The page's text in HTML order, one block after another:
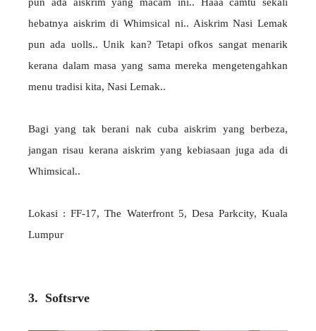
hebatnya aiskrim di Whimsical ni.. Aiskrim Nasi Lemak
pun ada uolls.. Unik kan? Tetapi ofkos sangat menarik
kerana dalam masa yang sama mereka mengetengahkan
menu tradisi kita, Nasi Lemak..
Bagi yang tak berani nak cuba aiskrim yang berbeza,
jangan risau kerana aiskrim yang kebiasaan juga ada di
Whimsical..
Lokasi : FF-17, The Waterfront 5, Desa Parkcity, Kuala
Lumpur
3. Softsrve